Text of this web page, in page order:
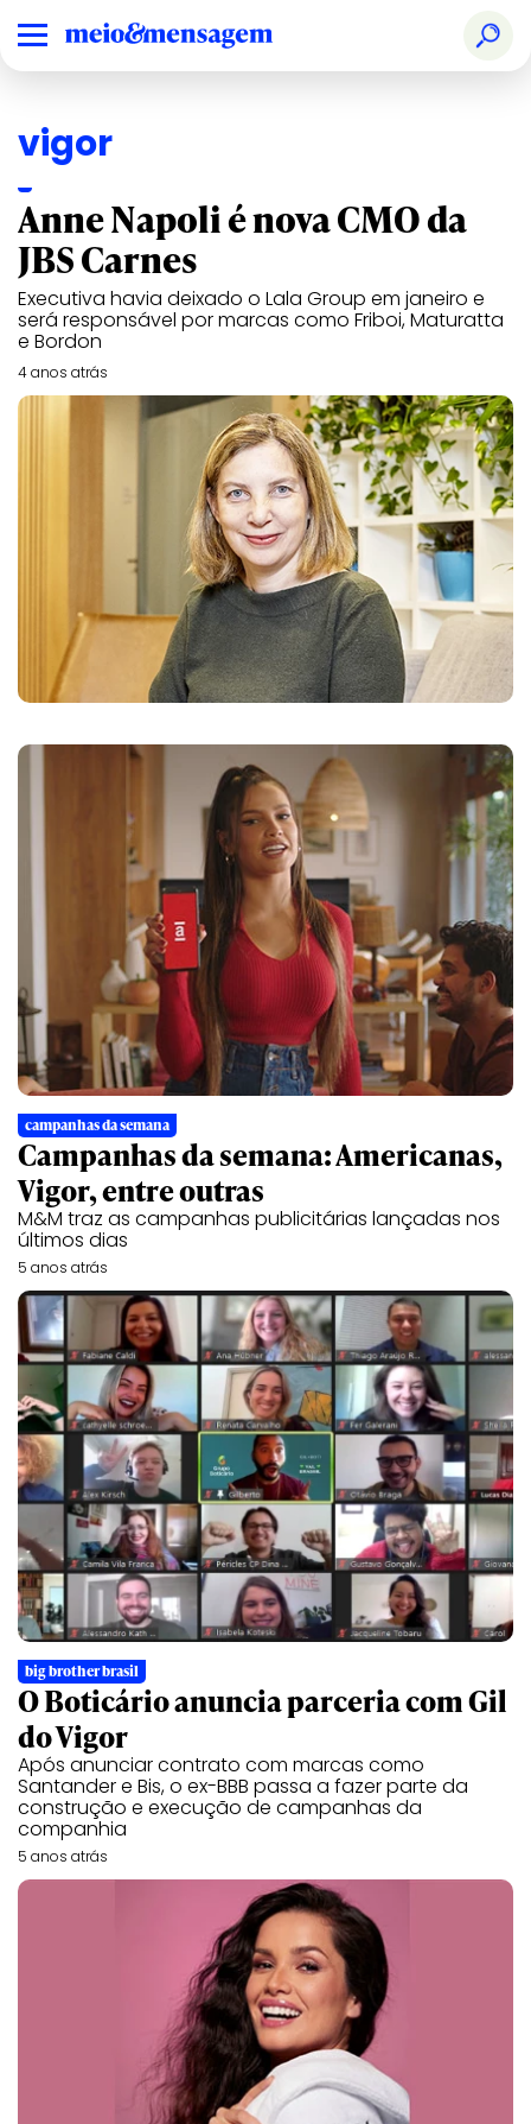
vigor
Anne Napoli é nova CMO da
JBS Carnes
Executiva havia deixado o Lala Group em janeiro e
será responsável por marcas como Friboi, Maturatta
e Bordon
4 anos atrás
campanhas da semana
Campanhas da semana: Americanas,
Vigor, entre outras
M&M traz as campanhas publicitárias lançadas nos
últimos dias
5 anos atrás
big brother brasil
O Boticário anuncia parceria com Gil
do Vigor
Após anunciar contrato com marcas como
Santander e Bis, o ex-BBB passa a fazer parte da
construção e execução de campanhas da
companhia
5 anos atrás